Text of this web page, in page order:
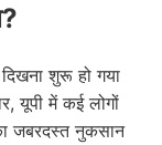
शुरू हो गया
यूपी में कई लोगों
जबरदस्त नुकसान